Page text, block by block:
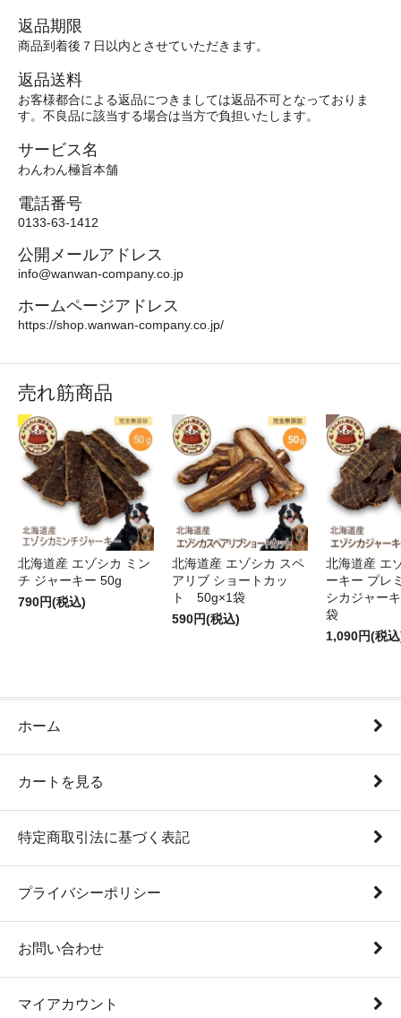
返品期限
商品到着後７日以内とさせていただきます。
返品送料
お客様都合による返品につきましては返品不可となっておりま
す。不良品に該当する場合は当方で負担いたします。
サービス名
わんわん極旨本舗
電話番号
0133-63-1412
公開メールアドレス
info@wanwan-company.co.jp
ホームページアドレス
https://shop.wanwan-company.co.jp/
売れ筋商品
北海道産 エゾシカ ミン
チ ジャーキー 50g
790円(税込)
北海道産 エゾシカ スペ
アリブ ショートカッ
ト 50g×1袋
590円(税込)
北海道産 エ
ーキー プレ
シカジャー
袋
1,090円(税
ホーム
カートを見る
特定商取引法に基づく表記
プライバシーポリシー
お問い合わせ
マイアカウント